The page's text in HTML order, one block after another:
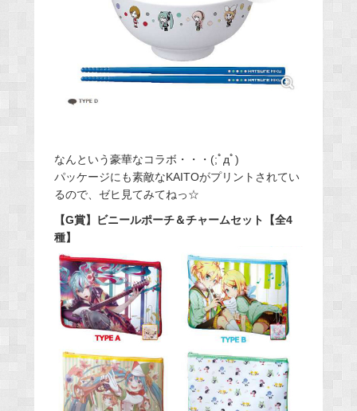
なんという豪華なコラボ・・・(;ﾟдﾟ)
パッケージにも素敵なKAITOがプリントされてい
るので、ゼヒ見てみてねっ☆
【G賞】ビニールポーチ＆チャームセット【全4
種】